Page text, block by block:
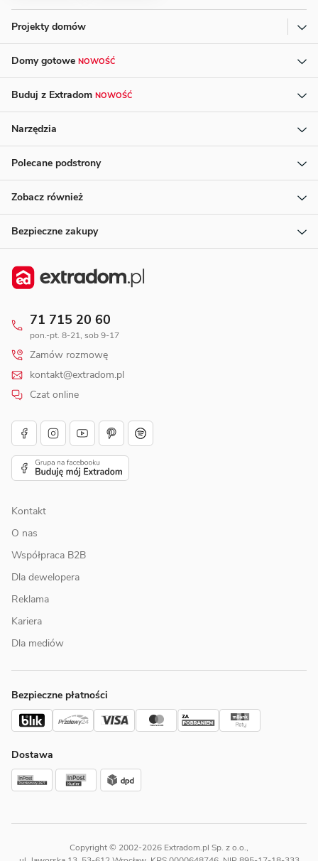
Projekty domów
Domy gotowe NOWOŚĆ
Buduj z Extradom NOWOŚĆ
Narzędzia
Polecane podstrony
Zobacz również
Bezpieczne zakupy
71 715 20 60
pon.-pt. 8-21, sob 9-17
Zamów rozmowę
kontakt@extradom.pl
Czat online
Kontakt
O nas
Współpraca B2B
Dla dewelopera
Reklama
Kariera
Dla mediów
Bezpieczne płatności
Dostawa
Copyright © 2002-2026 Extradom.pl Sp. z o.o.,